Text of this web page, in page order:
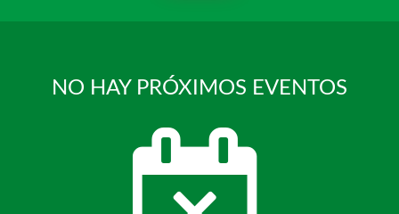
NO HAY PRÓXIMOS EVENTOS